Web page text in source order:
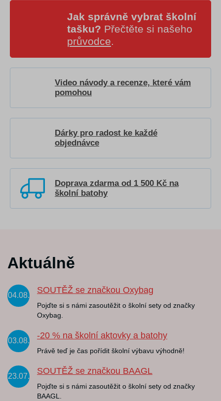
Jak správně vybrat školní
tašku? Přečtěte si našeho
průvodce.
Video návody a recenze, které vám
pomohou
Dárky pro radost ke každé
objednávce
Doprava zdarma od 1 500 Kč na
školní batohy
Aktuálně
04.08.
SOUTĚŽ se značkou Oxybag
Pojďte si s námi zasoutěžit o školní sety od značky
Oxybag.
03.08.
-20 % na školní aktovky a batohy
Právě teď je čas pořídit školní výbavu výhodně!
23.07.
SOUTĚŽ se značkou BAAGL
Pojďte si s námi zasoutěžit o školní sety od značky
BAAGL.